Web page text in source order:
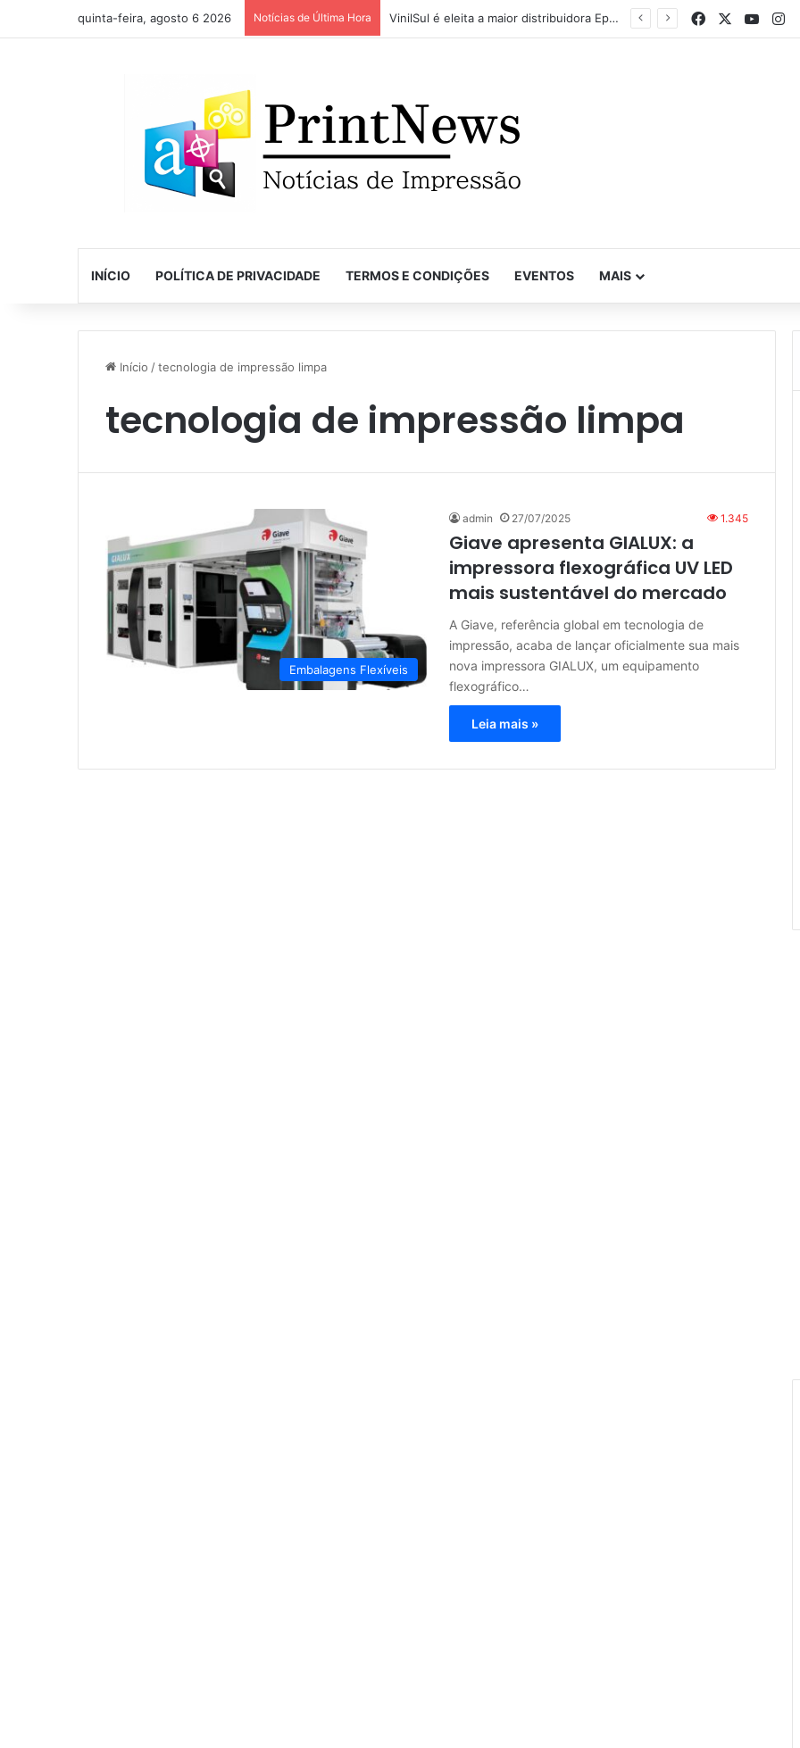
quinta-feira, agosto 6 2026 Notícias de Última Hora Mapel destaca versatilidade do poder da impressão na FuturePrint 2026 Facebook
INÍCIO POLÍTICA DE PRIVACIDADE TERMOS E CONDIÇÕES EVENTOS MAIS
Início /tecnologia de impressão limpa
tecnologia de impressão limpa
Embalagens Flexíveis
admin 27/07/2025 1.345
Giave apresenta GIALUX: a
impressora flexográfica UV LED
mais sustentável do mercado
A Giave, referência global em tecnologia de
impressão, acaba de lançar oficialmente sua mais
nova impressora GIALUX, um equipamento
flexográfico…
Leia mais »